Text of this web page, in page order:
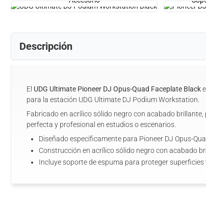
Descripción
El UDG Ultimate Pioneer DJ Opus-Quad Faceplate Black
para la estación UDG Ultimate DJ Podium Workstation.
Fabricado en acrílico sólido negro con acabado
perfecta y profesional en estudios o escenarios.
Diseñado específicamente para Pioneer DJ Opus-
Construcción en acrílico sólido negro con acabado
Incluye soporte de espuma para proteger superficies